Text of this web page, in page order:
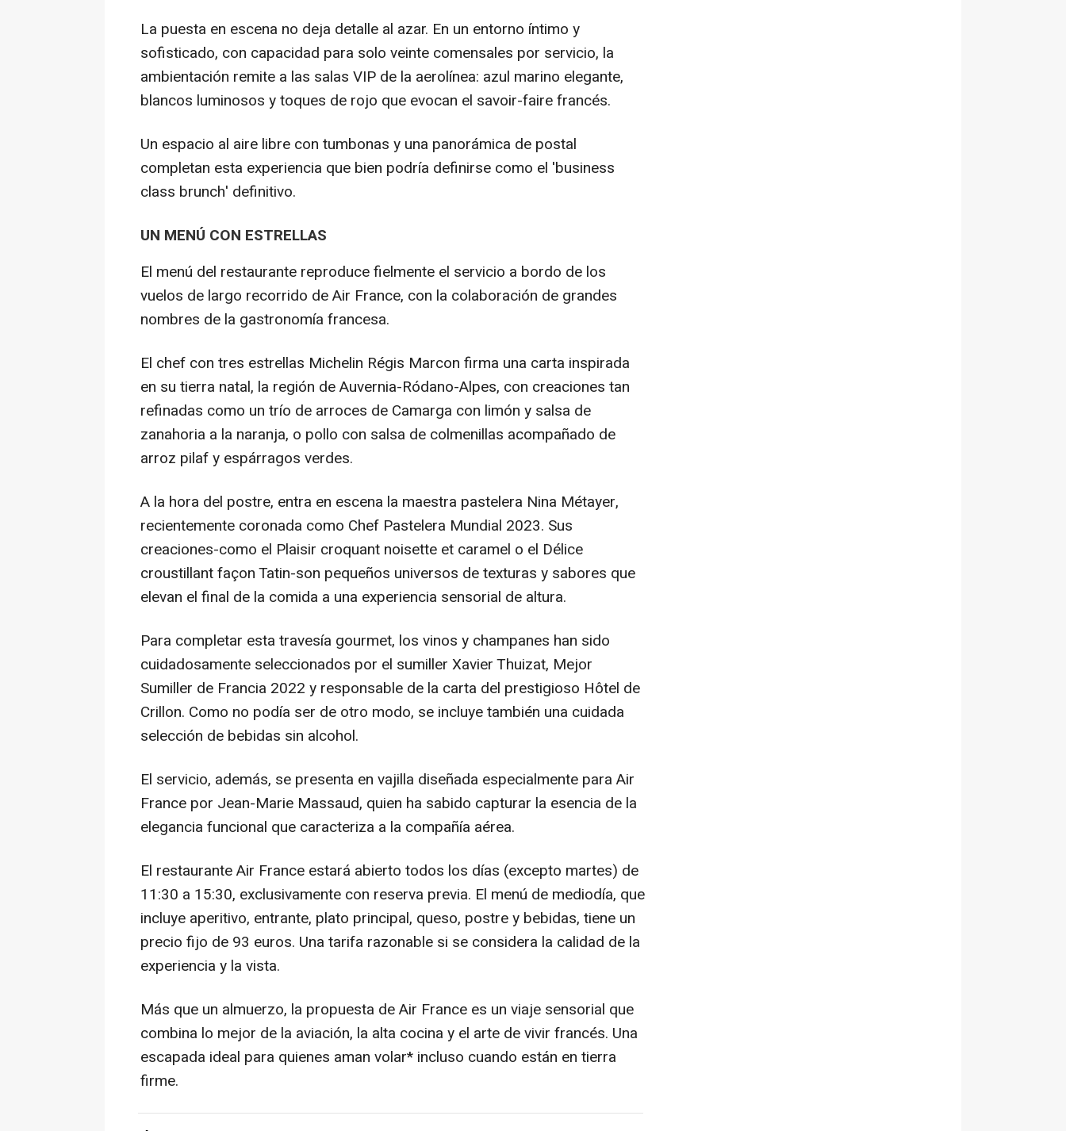
La puesta en escena no deja detalle al azar. En un entorno íntimo y
sofisticado, con capacidad para solo veinte comensales por servicio, la
ambientación remite a las salas VIP de la aerolínea: azul marino elegante,
blancos luminosos y toques de rojo que evocan el savoir-faire francés.
Un espacio al aire libre con tumbonas y una panorámica de postal
completan esta experiencia que bien podría definirse como el 'business
class brunch' definitivo.
UN MENÚ CON ESTRELLAS
El menú del restaurante reproduce fielmente el servicio a bordo de los
vuelos de largo recorrido de Air France, con la colaboración de grandes
nombres de la gastronomía francesa.
El chef con tres estrellas Michelin Régis Marcon firma una carta inspirada
en su tierra natal, la región de Auvernia-Ródano-Alpes, con creaciones tan
refinadas como un trío de arroces de Camarga con limón y salsa de
zanahoria a la naranja, o pollo con salsa de colmenillas acompañado de
arroz pilaf y espárragos verdes.
A la hora del postre, entra en escena la maestra pastelera Nina Métayer,
recientemente coronada como Chef Pastelera Mundial 2023. Sus
creaciones-como el Plaisir croquant noisette et caramel o el Délice
croustillant façon Tatin-son pequeños universos de texturas y sabores que
elevan el final de la comida a una experiencia sensorial de altura.
Para completar esta travesía gourmet, los vinos y champanes han sido
cuidadosamente seleccionados por el sumiller Xavier Thuizat, Mejor
Sumiller de Francia 2022 y responsable de la carta del prestigioso Hôtel de
Crillon. Como no podía ser de otro modo, se incluye también una cuidada
selección de bebidas sin alcohol.
El servicio, además, se presenta en vajilla diseñada especialmente para Air
France por Jean-Marie Massaud, quien ha sabido capturar la esencia de la
elegancia funcional que caracteriza a la compañía aérea.
El restaurante Air France estará abierto todos los días (excepto martes) de
11:30 a 15:30, exclusivamente con reserva previa. El menú de mediodía, que
incluye aperitivo, entrante, plato principal, queso, postre y bebidas, tiene un
precio fijo de 93 euros. Una tarifa razonable si se considera la calidad de la
experiencia y la vista.
Más que un almuerzo, la propuesta de Air France es un viaje sensorial que
combina lo mejor de la aviación, la alta cocina y el arte de vivir francés. Una
escapada ideal para quienes aman volar* incluso cuando están en tierra
firme.